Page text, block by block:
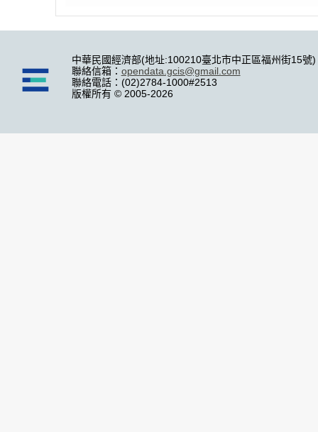
中華民國經濟部(地址:100210臺北市中正區福州街15號)
聯絡信箱： opendata.gcis@gmail.com
聯絡電話：(02)2784-1000#2513
版權所有 © 2005-2026